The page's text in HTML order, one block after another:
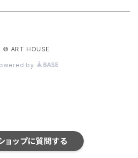
ョップに質問する
ノマトペトライアングル」
© ART HOUSE
by